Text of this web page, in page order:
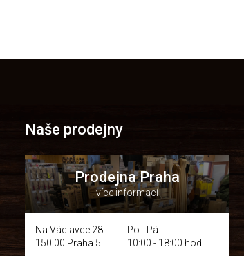
Naše prodejny
Prodejna Praha
více informací
Na Václavce 28
150 00 Praha 5
Po - Pá:
10:00 - 18:00 hod.